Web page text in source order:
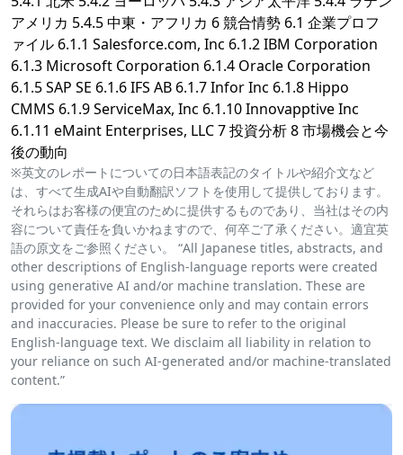
アメリカ 5.4.5 中東・アフリカ 6 競合情勢 6.1 企業プロフ
ァイル 6.1.1 Salesforce.com, Inc 6.1.2 IBM Corporation
6.1.3 Microsoft Corporation 6.1.4 Oracle Corporation
6.1.5 SAP SE 6.1.6 IFS AB 6.1.7 Infor Inc 6.1.8 Hippo
CMMS 6.1.9 ServiceMax, Inc 6.1.10 Innovapptive Inc
6.1.11 eMaint Enterprises, LLC 7 投資分析 8 市場機会と今
後の動向
※英文のレポートについての日本語表記のタイトルや紹介文など
は、すべて生成AIや自動翻訳ソフトを使用して提供しております。
それらはお客様の便宜のために提供するものであり、当社はその内
容について責任を負いかねますので、何卒ご了承ください。適宜英
語の原文をご参照ください。 “All Japanese titles, abstracts, and
other descriptions of English-language reports were created
using generative AI and/or machine translation. These are
provided for your convenience only and may contain errors
and inaccuracies. Please be sure to refer to the original
English-language text. We disclaim all liability in relation to
your reliance on such AI-generated and/or machine-translated
content.”